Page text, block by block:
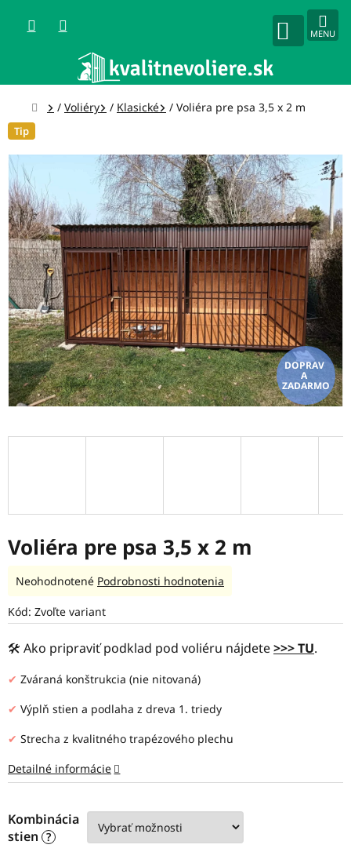
obsah
NÁKUPNÝ
Domov
/ Voliéry / Klasické / Voliéra pre psa 3,5 x 2 m
Tip
ZADARMO
Voliéra pre psa 3,5 x 2 m
Kód: Zvoľte variant
Kombinácia
stien ?
🛠️ Ako pripraviť podklad pod voliéru nájdete>>> TU.
✔ Zváraná konštrukcia (nie nitovaná)
✔ Výplň stien a podlaha z dreva 1. triedy
✔ Strecha z kvalitného trapézového plechu
Detailné informácie
Priemerné
produktu
je
0,0
z
hviezdičiek.
Neohodnotené Podrobnosti hodnotenia